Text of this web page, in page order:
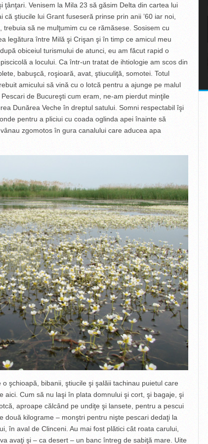
ţânţari. Venisem la Mila 23 să găsim Delta din cartea lui
că ştiucile lui Grant fuseseră prinse prin anii ’60 iar noi,
să ne mulţumim cu ce rămăsese. Sosisem cu
legătura între Milă şi Crişan şi în timp ce amicul meu
obiceiul turismului de atunci, eu am făcut rapid o
a locului. Ca într-un tratat de ihtiologie am scos din
babuşcă, roşioară, avat, ştiuculiţă, somotei. Totul
amicului să vină cu o lotcă pentru a ajunge pe malul
de Bucureşti cum eram, ne-am pierdut minţile
Dunărea Veche în dreptul satului. Somni respectabil îşi
pentru a pliciui cu coada oglinda apei înainte să
zgomotos în gura canalului care aducea apa
şchioapă, bibanii, ştiucile şi şalăii tachinau puietul care
aici. Cum să nu laşi în plata domnului şi cort, şi bagaje, şi
aproape călcând pe undiţe şi lansete, pentru a pescui
două kilograme – monştri pentru nişte pescari dedaţi la
în aval de Clinceni. Au mai fost plătici cât roata carului,
avaţi şi – ca desert – un banc întreg de sabiţă mare. Uite